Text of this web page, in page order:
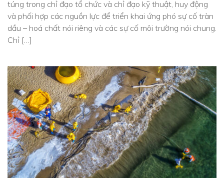
túng trong chỉ đạo tổ chức và chỉ đạo kỹ thuật, huy động
và phối hợp các nguồn lực để triển khai ứng phó sự cố tràn
dầu – hoá chất nói riêng và các sự cố môi trường nói chung.
Chỉ […]